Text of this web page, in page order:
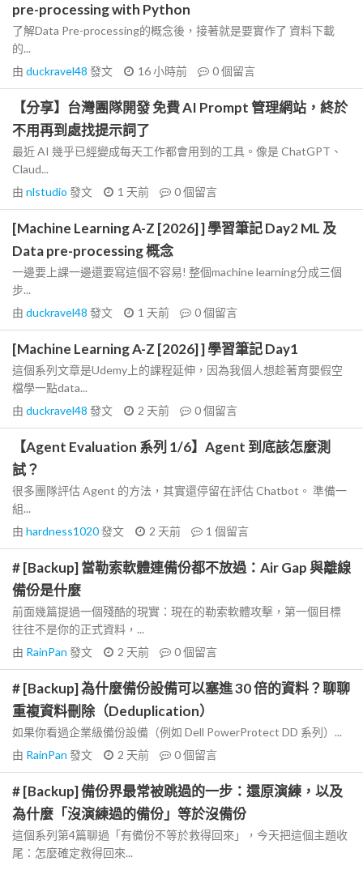
pre-processing with Python
了解Data Pre-processing的概念後，接著就是要實作了 資料下載
的...
由 duckravel48 發文 16 小時前 0個留言
【分享】台灣團隊開發 免費 AI Prompt 管理網站，終於
不用再到處找提示詞了
最近 AI 幾乎已經變成每天工作都會用到的工具。像是 ChatGPT、
Claud...
由 nlstudio 發文 1 天前 0個留言
[Machine Learning A-Z [2026] ] 學習筆記 Day2 ML 及
Data pre-processing 概念
一邊要上課一邊還要寫這個不容易! 整個machine learning分成三個
步...
由 duckravel48 發文 1 天前 0個留言
[Machine Learning A-Z [2026] ] 學習筆記 Day1
這個系列文章是Udemy上的課程延伸，因為我個人想趁著育嬰假空
檔學一點data...
由 duckravel48 發文 2 天前 0個留言
【Agent Evaluation 系列 1/6】Agent 到底該怎麼測
試？
很多團隊評估 Agent 的方法，其實還停留在評估 Chatbot。 準備一
組...
由 hardness1020發文 2 天前 1 個留言
# [Backup] 當勒索軟體連備份都不放過：Air Gap 與離線
備份是什麼
前面幾篇提過一個殘酷的現實：現在的勒索軟體攻擊，第一個目標
往往不是你的正式資料，...
由 RainPan 發文 2 天前 0個留言
# [Backup] 為什麼備份設備可以塞進 30 倍的資料？聊聊
重複資料刪除（Deduplication）
如果你看過企業級備份設備（例如 Dell PowerProtect DD 系列）...
由 RainPan 發文 2 天前 0個留言
# [Backup] 備份界最常被跳過的一步：還原演練，以及
為什麼「沒演練過的備份」等於沒備份
這個系列第4篇聊過「有備份不等於救得回來」，今天把這個主題收
尾：怎麼確定救得回來...